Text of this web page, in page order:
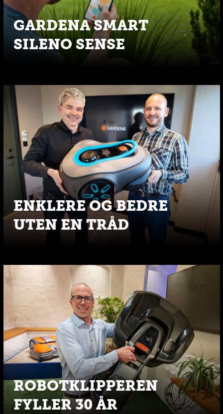
GARDENA SMART
SILENO SENSE
ENKLERE OG BEDRE
UTEN EN TRÅD
ROBOTKLIPPEREN
FYLLER 30 ÅR